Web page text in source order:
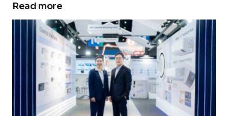
Your email address will not be published.
Required fields are marked*
Comment*
Read more